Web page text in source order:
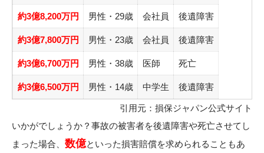
約3億8,200万円 男性・29歳 会社員 後遺障害
約3億7,800万円 男性・23歳 会社員 後遺障害
約3億6,700万円 男性・38歳 医師 死亡
約3億6,500万円 男性・14歳 中学生 後遺障害
引用元： 損保ジャパン公式サイト
いかがでしょうか？事故の被害者を後遺障害や死亡させてし
まった場合、 数億といった損害賠償を求められることもあ